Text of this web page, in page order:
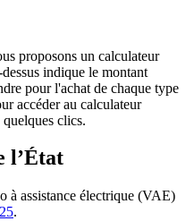
proposons un calculateur
indique le montant
pour l'achat de chaque type
accéder au calculateur
clics.
l’État
à assistance électrique (VAE)
.